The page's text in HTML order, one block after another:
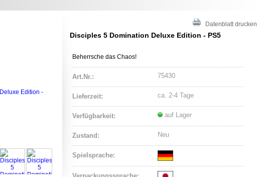
Datenblatt drucken
Disciples 5 Domination Deluxe Edition - PS5
Beherrsche das Chaos!
Art.Nr.: 75430
Lieferzeit: ca. 2-4 Tage
Verfügbarkeit: auf Lager
Zustand: Neu
Spielsprache: